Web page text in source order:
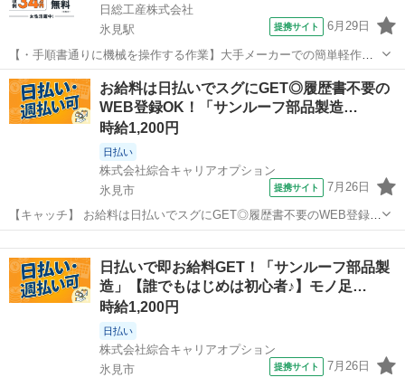
日総工産株式会社
氷見駅
提携サイト 6月29日
【・手順書通りに機械を操作する作業】大手メーカーでの簡単軽作業
です お仕事内容 ・手順書通りに機械を操作する作業 ・プラモデルみ
たいに組み立てる作業 ・製品に傷がないかをチェックする作業 上記を
メインでお任せします 給与...
富山 氷見市 氷見駅 その他
お給料は日払いでスグにGET◎履歴書不要の
WEB登録OK！「サンルーフ部品製造…
時給1,200円
日払い
株式会社綜合キャリアオプション
氷見市
提携サイト 7月26日
【キャッチ】 お給料は日払いでスグにGET◎履歴書不要のWEB登録
OK！「サンルーフ部品製造」高時給1200円～1500円！氷見周辺！20
代～40代のスタッフが多数活躍中★ 【コメント】 ＼大手人材派遣会社
で働きませんか♪...日払いで即お給料GET！「サンルーフ部品製
造」【誰でもはじめは初心者♪】モノ足…
時給1,200円
日払い
株式会社綜合キャリアオプション
氷見市
提携サイト 7月26日